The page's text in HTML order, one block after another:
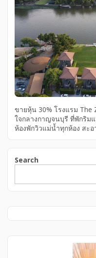
ขายหุ้น 30% โรงแรม The
ใจกลางกาญจนบุรี ที่พักริม
ห้องพักวิวแม่น้ำทุกห้อง สะ
และคาเฟ่ ภายในโรงแรม
ราคาเพียง 12 ล้านบาท ส
บำรุงทางรถไฟกาญจนบุรี
สะพานข้ามแม่น้ำแคว 4. บิ๊
Search